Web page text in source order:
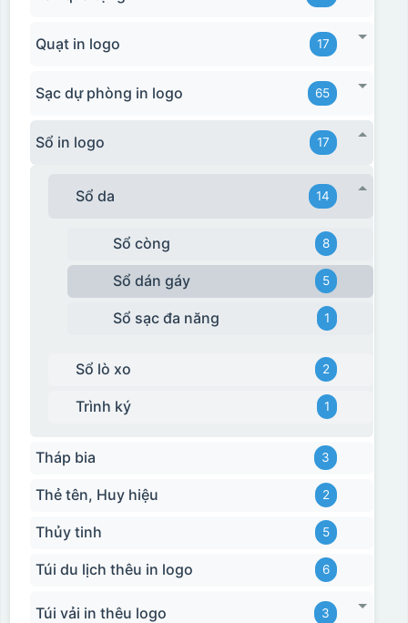
Hộp xi ly sứ
Quạt in logo 17
Sạc dự phòng in logo 65
Sổ in logo 17
Sổ da 14
Sổ còng 8
Sổ dán gáy 5
Sổ sạc đa năng 1
Sổ lò xo 2
Trình ký 1
Tháp bia 3
Thẻ tên, Huy hiệu 2
Thủy tinh 5
Túi du lịch thêu in logo 6
Túi vải in thêu logo 3